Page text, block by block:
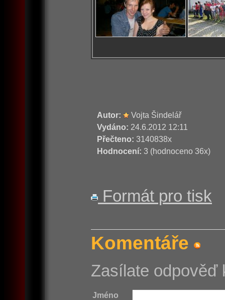
Autor:
Vojta Šindelář
Vydáno: 24.6.2012 12:11
Přečteno: 3140838x
Hodnocení: 3 (hodnoceno 36x)
Formát pro tisk
Komentáře
Zasílate odpověď
Jméno